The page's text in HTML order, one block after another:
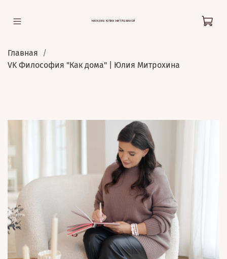
МАГАЗИН ЮЛИИ МИТРОХИНОЙ
Главная
VK Философия "Как дома" | Юлия Митрохина